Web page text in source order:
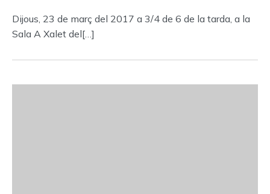
Dijous, 23 de març del 2017 a 3/4 de 6 de la tarda, a la
Sala A Xalet del[…]